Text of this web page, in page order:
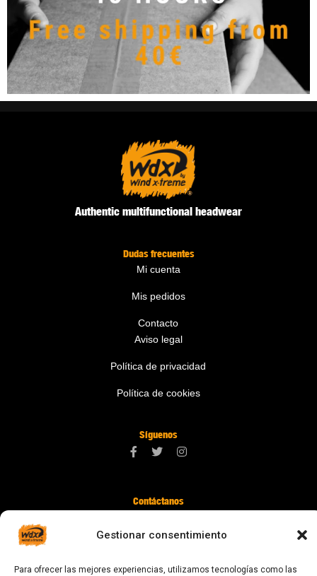
Gestionar consentimiento
Para ofrecer las mejores experiencias, utilizamos tecnologías como las
Authentic multifunctional headwear
Dudas frecuentes
Mi cuenta
Mis pedidos
Contacto
Aviso legal
Política de privacidad
Política de cookies
Síguenos
Contáctanos
08024 Barcelona